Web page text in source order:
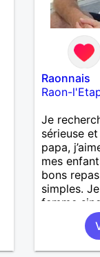
Raonnais
Raon-
Je
sérieuse
papa,
mes
bons
simples.
femme
sérieuse,
belle
perdre